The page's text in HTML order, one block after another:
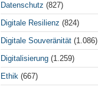
Datenschutz (827)
Digitale Resilienz (824)
Digitale Souveränität (1.086)
Digitalisierung (1.259)
Ethik (667)